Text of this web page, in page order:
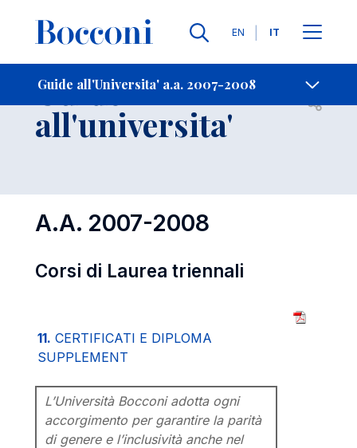
Lingue
EN IT
Guide all'Universita' a.a. 2007-2008
-
Guide
all'universita' Open
A.A. 2007-2008
Corsi di Laurea triennali
11. CERTIFICATI E DIPLOMA
SUPPLEMENT
L’Università Bocconi adotta ogni
accorgimento per garantire la parità
di genere e l’inclusività anche nel